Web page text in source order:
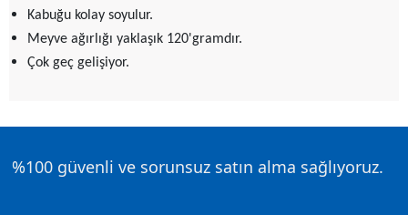
Kabuğu kolay soyulur.
Meyve ağırlığı yaklaşık 120'gramdır.
Çok geç gelişiyor.
%100 güvenli ve sorunsuz satın alma sağlıyoruz.